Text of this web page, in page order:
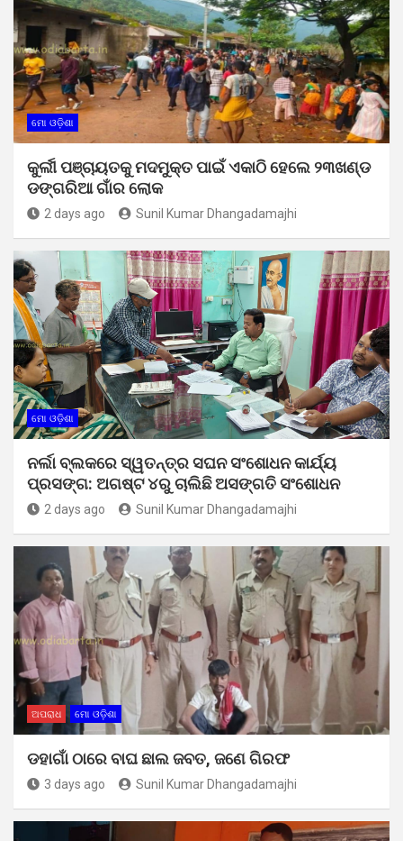
ମୋ ଓଡ଼ିଶା
କୁର୍ଲୀ ପଞ୍ଚାୟତକୁ ମଦମୁକ୍ତ ପାଇଁ ଏକାଠି ହେଲେ ୨୩ଖଣ୍ଡ
ଡଙ୍ଗରିଆ ଗାଁର ଲୋକ
2 days ago Sunil Kumar Dhangadamajhi
ମୋ ଓଡ଼ିଶା
ନର୍ଲା ବ୍ଲକରେ ସ୍ୱତନ୍ତ୍ର ସଘନ ସଂଶୋଧନ କାର୍ଯ୍ୟ
ପ୍ରସଙ୍ଗ: ଅଗଷ୍ଟ ୪ରୁ ଚାଲିଛି ଅସଙ୍ଗତି ସଂଶୋଧନ
2 days ago Sunil Kumar Dhangadamajhi
ଅପରାଧ ମୋ ଓଡ଼ିଶା
ଡହାଗାଁ ଠାରେ ବାଘ ଛାଲ ଜବତ, ଜଣେ ଗିରଫ
3 days ago Sunil Kumar Dhangadamajhi